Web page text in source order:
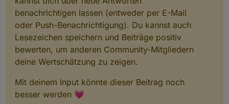
benachrichtigen lassen (entweder per E-Mail
oder Push-Benachrichtigung). Du kannst auch
Lesezeichen speichern und Beiträge positiv
bewerten, um anderen Community-Mitgliedern
deine Wertschätzung zu zeigen.
Mit deinem Input könnte dieser Beitrag noch
besser werden 💗